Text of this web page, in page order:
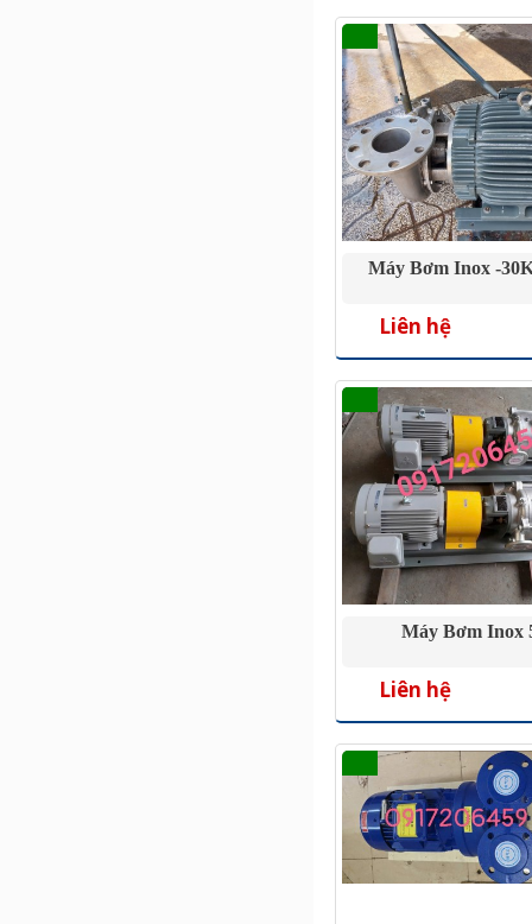
Máy Bơm Inox -
Liên hệ
Máy Bơm Inox
Liên hệ